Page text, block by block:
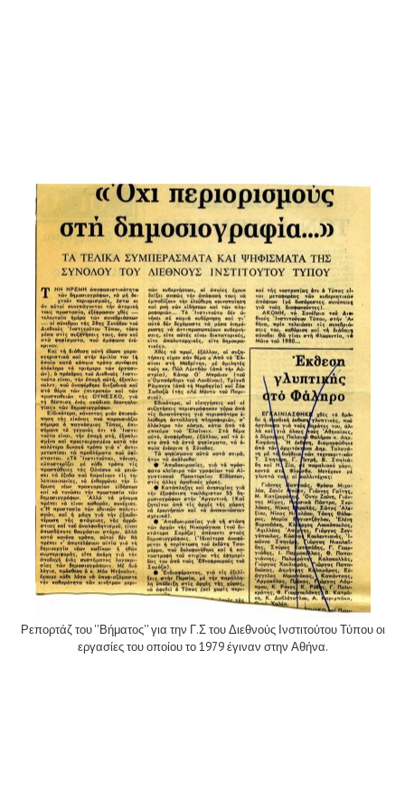
Ρεπορτάζ του ''Βήματος'' για την Γ.Σ του Διεθνούς Ινστιτούτου Τύπου οι
εργασίες του οποίου το 1979 έγιναν στην Αθήνα.